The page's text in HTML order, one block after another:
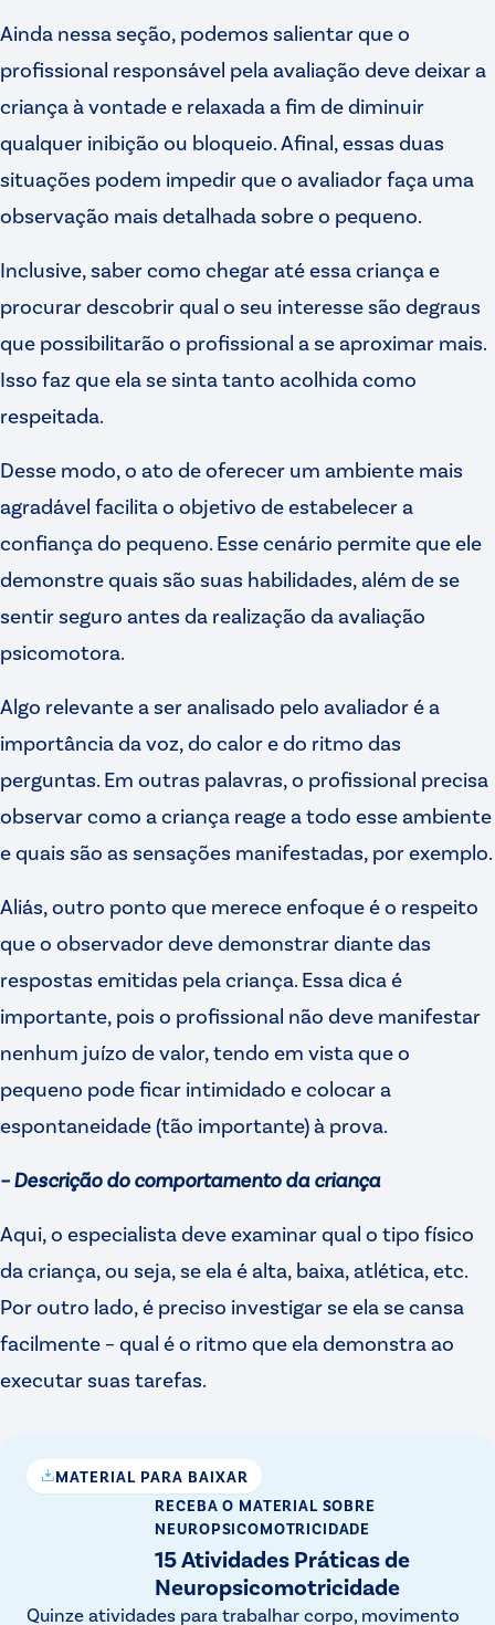
Ainda nessa seção, podemos salientar que o
profissional responsável pela avaliação deve deixar a
criança à vontade e relaxada a fim de diminuir
qualquer inibição ou bloqueio. Afinal, essas duas
situações podem impedir que o avaliador faça uma
observação mais detalhada sobre o pequeno.
Inclusive, saber como chegar até essa criança e
procurar descobrir qual o seu interesse são degraus
que possibilitarão o profissional a se aproximar mais.
Isso faz que ela se sinta tanto acolhida como
respeitada.
Desse modo, o ato de oferecer um ambiente mais
agradável facilita o objetivo de estabelecer a
confiança do pequeno. Esse cenário permite que ele
demonstre quais são suas habilidades, além de se
sentir seguro antes da realização da avaliação
psicomotora.
Algo relevante a ser analisado pelo avaliador é a
importância da voz, do calor e do ritmo das
perguntas. Em outras palavras, o profissional precisa
observar como a criança reage a todo esse ambiente
e quais são as sensações manifestadas, por exemplo.
Aliás, outro ponto que merece enfoque é o respeito
que o observador deve demonstrar diante das
respostas emitidas pela criança. Essa dica é
importante, pois o profissional não deve manifestar
nenhum juízo de valor, tendo em vista que o
pequeno pode ficar intimidado e colocar a
espontaneidade (tão importante) à prova.
– Descrição do comportamento da criança
Aqui, o especialista deve examinar qual o tipo físico
da criança, ou seja, se ela é alta, baixa, atlética, etc.
Por outro lado, é preciso investigar se ela se cansa
facilmente – qual é o ritmo que ela demonstra ao
executar suas tarefas.
MATERIAL PARA BAIXAR
RECEBA O MATERIAL SOBRE
NEUROPSICOMOTRICIDADE
15 Atividades Práticas de
Neuropsicomotricidade
Quinze atividades para trabalhar corpo, movimento